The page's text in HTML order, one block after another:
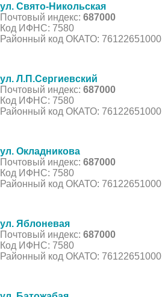
ул. Свято-Никольская
Почтовый индекс: 687000
Код ИФНС: 7580
Районный код ОКАТО: 76122651000
ул. Л.П.Сергиевский
Почтовый индекс: 687000
Код ИФНС: 7580
Районный код ОКАТО: 76122651000
ул. Окладникова
Почтовый индекс: 687000
Код ИФНС: 7580
Районный код ОКАТО: 76122651000
ул. Яблоневая
Почтовый индекс: 687000
Код ИФНС: 7580
Районный код ОКАТО: 76122651000